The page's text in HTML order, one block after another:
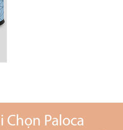
Chọn Paloca